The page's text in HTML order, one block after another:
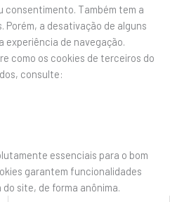
consentimento. Também tem a
Porém, a desativação de alguns
experiência de navegação.
como os cookies de terceiros do
consulte:
essenciais para o bom
garantem funcionalidades
site, de forma anônima.